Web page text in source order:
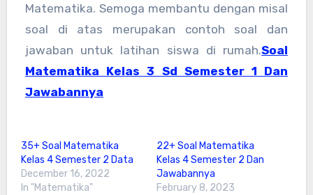
Matematika. Semoga membantu dengan misal
soal di atas merupakan contoh soal dan
jawaban untuk latihan siswa di rumah.Soal
Matematika Kelas 3 Sd Semester 1 Dan
Jawabannya
35+ Soal Matematika
Kelas 4 Semester 2 Data
December 16, 2022
In "Matematika"
22+ Soal Matematika
Kelas 4 Semester 2 Dan
Jawabannya
February 8, 2023